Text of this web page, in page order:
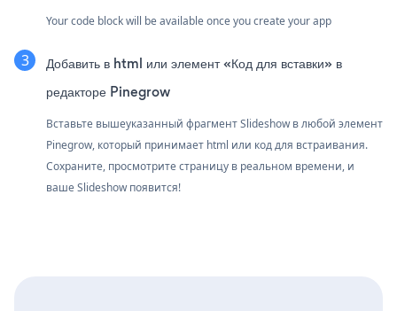
Your code block will be available once you create your app
Добавить в html или элемент «Код для вставки» в
редакторе Pinegrow
Вставьте вышеуказанный фрагмент Slideshow в любой элемент
Pinegrow, который принимает html или код для встраивания.
Сохраните, просмотрите страницу в реальном времени, и
ваше Slideshow появится!